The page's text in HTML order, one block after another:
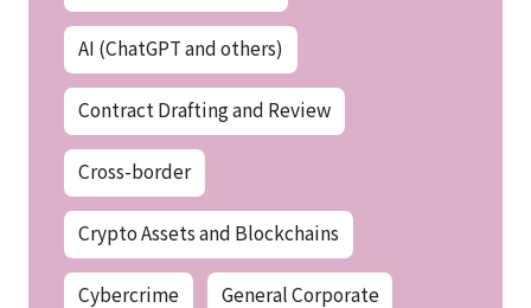
AI (ChatGPT and others)
Contract Drafting and Review
Cross-border
Crypto Assets and Blockchains
Cybercrime General Corporate